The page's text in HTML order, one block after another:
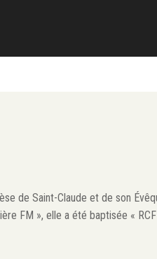
de Saint-Claude et de son
FM », elle a été baptisée «